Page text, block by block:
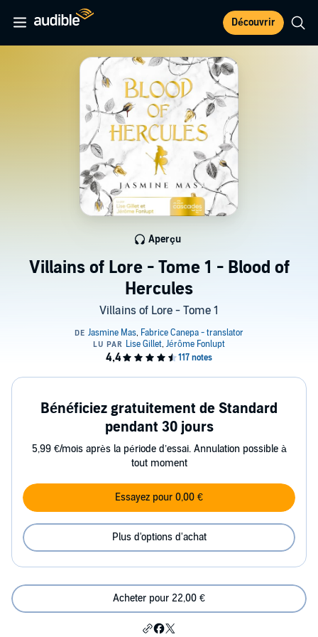
Découvrir
Villains of Lore - Tome 1 - Blood of
Hercules
Villains of Lore - Tome 1
Aperçu
Bénéficiez gratuitement de Standard
pendant 30 jours
5,99 €/mois après la période d’essai. Annulation possible à
tout moment
Essayez pour 0,00 €
Plus d'options d'achat
Acheter pour 22,00 €